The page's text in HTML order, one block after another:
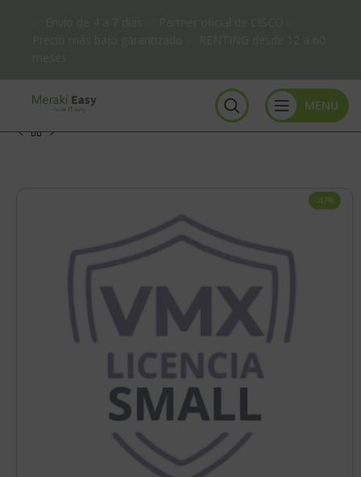
MENU
-47%